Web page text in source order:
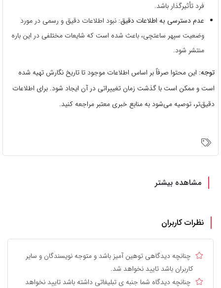
فرد تأثیرگذار باشد.
عدم دسترسی به اطلاعات دقیق: نبود اطلاعات دقیق و رسمی در مورد
وضعیت سپهر ساعتچی، باعث شده است که شایعات مختلفی در این باره
منتشر شود.
توجه: این محتوا صرفاً بر اساس اطلاعات موجود تا تاریخ نگارش تهیه شده
است و ممکن است با گذشت زمان تغییراتی در آن ایجاد شود. برای اطلاعات
دقیق‌تر، توصیه می‌شود به منابع خبری معتبر مراجعه کنید.
مشاهده بیشتر
نظرات کاربران
چنانچه دیدگاهی توهین آمیز باشد و متوجه نویسندگان و سایر
کاربران باشد تایید نخواهد شد.
چنانچه دیدگاه شما جنبه ی تبلیغاتی داشته باشد تایید نخواهد